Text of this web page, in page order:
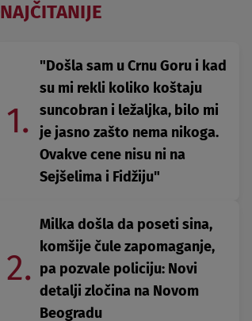
NAJČITANIJE
1.
"Došla sam u Crnu Goru i kad
su mi rekli koliko koštaju
suncobran i ležaljka, bilo mi
je jasno zašto nema nikoga.
Ovakve cene nisu ni na
Sejšelima i Fidžiju"
2.
Milka došla da poseti sina,
komšije čule zapomaganje,
pa pozvale policiju: Novi
detalji zločina na Novom
Beogradu